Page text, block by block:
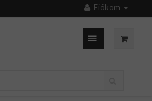
Fiókom